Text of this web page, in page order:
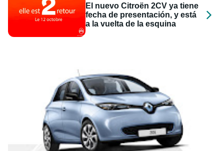
El nuevo Citroën 2CV ya tiene
fecha de presentación, y está
a la vuelta de la esquina